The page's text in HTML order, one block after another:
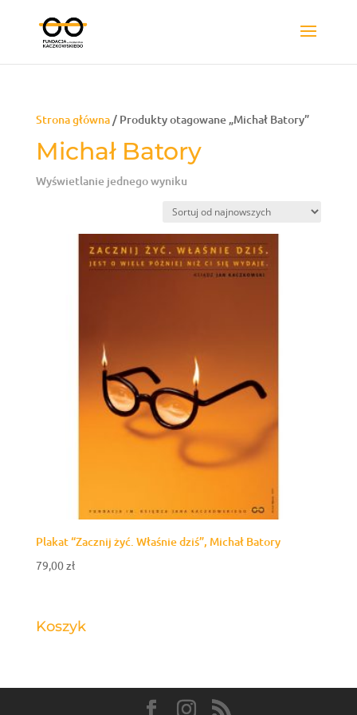
Strona główna/ Produkty otagowane „Michał Batory”
Michał Batory
Wyświetlanie jednego wyniku
Plakat “Zacznij żyć. Właśnie dziś”, Michał Batory
79,00zł
Koszyk